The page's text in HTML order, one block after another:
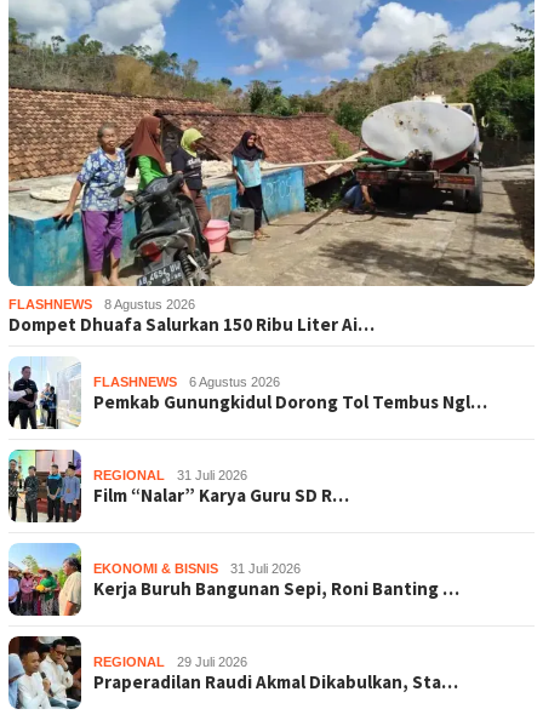
FLASHNEWS 8 Agustus 2026
Dompet Dhuafa Salurkan 150 Ribu Liter Ai…
FLASHNEWS 6 Agustus 2026
Pemkab Gunungkidul Dorong Tol Tembus Ngl…
REGIONAL 31 Juli 2026
Film “Nalar” Karya Guru SD R…
EKONOMI & BISNIS 31 Juli 2026
Kerja Buruh Bangunan Sepi, Roni Banting …
REGIONAL 29 Juli 2026
Praperadilan Raudi Akmal Dikabulkan, Sta…